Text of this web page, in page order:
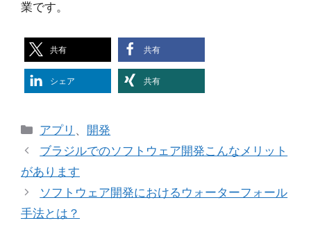
業です。
共有 共有
シェア 共有
カ
テ
リ
ー
アプリ 、 開発
ブラジルでのソフトウェア開発こんなメリット
があります
ソフトウェア開発におけるウォーターフォール
手法とは？